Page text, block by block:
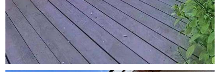
Agents Commerciaux du Tribunal de Commerce de
Toulouse sous le n°830601423.
Siège social du mandant : effiCity, 48 avenue de Villiers -
75017 PARIS - Société par Actions Simplifiée, société au
capital de 132 373,05 euros, immatriculée au RCS Paris